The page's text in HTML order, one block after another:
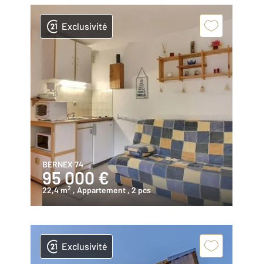
Exclusivité
BERNEX 74
95 000 €
22,4 m2 , Appartement , 2 pcs
Exclusivité